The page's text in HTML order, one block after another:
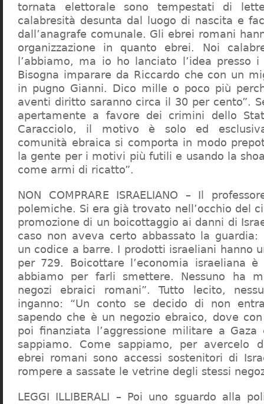
tornata elettorale sono tempestati di
calabresità desunta dal luogo di nascita e
dall’anagrafe comunale. Gli ebrei romani
organizzazione in quanto ebrei. Noi
l’abbiamo, ma io ho lanciato l’idea presso
Bisogna imparare da Riccardo che con un
in pugno Gianni. Dico mille o poco più
aventi diritto saranno circa il 30 per cento”.
apertamente a favore dei crimini dello
Caracciolo, il motivo è solo ed
comunità ebraica si comporta in modo
la gente per i motivi più futili e usando la
come armi di ricatto”.
NON COMPRARE ISRAELIANO – Il
polemiche. Si era già trovato nell’occhio del
promozione di un boicottaggio ai danni di
caso non aveva certo abbassato la guardia:
un codice a barre. I prodotti israeliani hanno
per 729. Boicottare l’economia israeliana è
abbiamo per farli smettere. Nessuno ha
negozi ebraici romani”. Tutto lecito,
inganno: “Un conto se decido di non
sapendo che è un negozio ebraico, dove
poi finanziata l’aggressione militare a
sappiamo. Come sappiamo, per avercelo
ebrei romani sono accessi sostenitori di
rompere a sassate le vetrine degli stessi
LEGGI ILLIBERALI – Poi uno sguardo alla